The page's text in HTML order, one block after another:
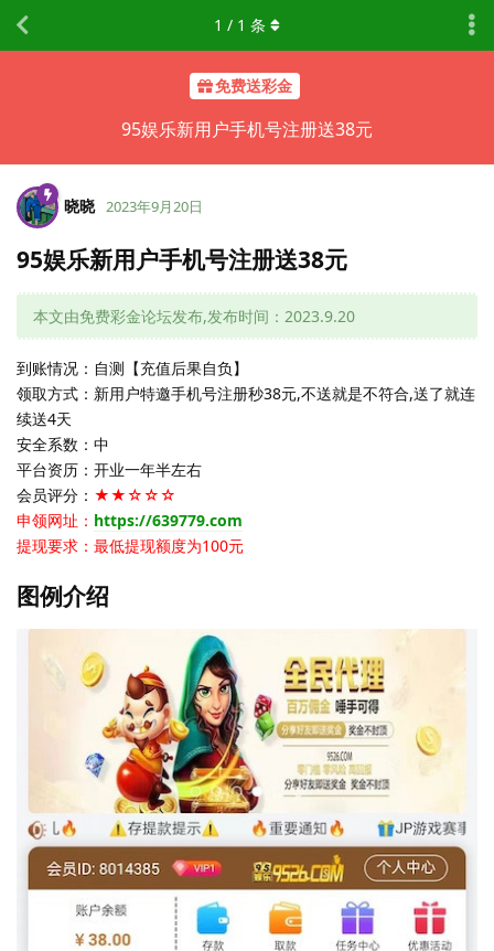
免费送彩金
95娱乐新用户手机号注册送38元
1 / 1 条
晓晓 2023年9月20日
95娱乐新用户手机号注册送38元
本文由免费彩金论坛发布,发布时间：2023.9.20
到账情况：自测【充值后果自负】
领取方式：新用户特邀手机号注册秒38元,不送就是不符合,送了就连
续送4天
安全系数：中
平台资历：开业一年半左右
会员评分： ★★☆☆☆
申领网址： https://639779.com
提现要求：最低提现额度为100元
图例介绍